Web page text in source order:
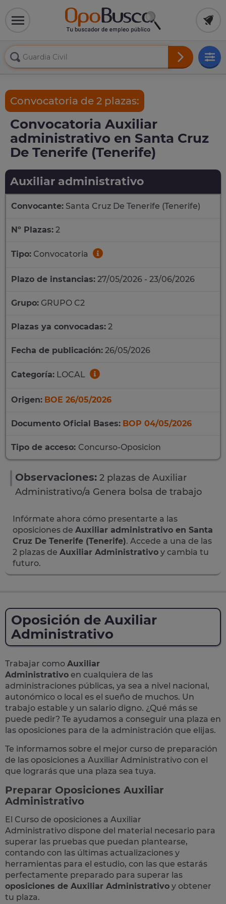
Convocatoria de 2 plazas:
Convocatoria Auxiliar
administrativo en Santa Cruz
De Tenerife (Tenerife)
Auxiliar administrativo
Convocante: Santa Cruz De Tenerife (Tenerife)
Nº Plazas: 2
Tipo: Convocatoria
Plazo de instancias: 27/05/2026 - 23/06/2026
Grupo: GRUPO C2
Plazas ya convocadas: 2
Fecha de publicación: 26/05/2026
Categoría: LOCAL
Origen: BOE 26/05/2026
Documento Oficial Bases: BOP 04/05/2026
Tipo de acceso: Concurso-Oposicion
Observaciones: 2 plazas de Auxiliar
Administrativo/a Genera bolsa de trabajo
Infórmate ahora cómo presentarte a las
oposiciones de Auxiliar administrativo en Santa
Cruz De Tenerife (Tenerife). Accede a una de las
2 plazas de Auxiliar Administrativo y cambia tu
futuro.
Oposición de Auxiliar
Administrativo
Trabajar como Auxiliar
Administrativo en cualquiera de las
administraciones públicas, ya sea a nivel nacional,
autonómico o local es el sueño de muchos. Un
trabajo estable y un salario digno. ¿Qué más se
puede pedir? Te ayudamos a conseguir una plaza en
las oposiciones para de la administración que elijas.
Te informamos sobre el mejor curso de preparación
de las oposiciones a Auxiliar Administrativo con el
que lograrás que una plaza sea tuya.
Preparar Oposiciones Auxiliar
Administrativo
El Curso de oposiciones a Auxiliar
Administrativo dispone del material necesario para
superar las pruebas que puedan plantearse,
contando con las últimas actualizaciones y
herramientas para el estudio, con las que estarás
perfectamente preparado para superar las
oposiciones de Auxiliar Administrativo y obtener
tu plaza.